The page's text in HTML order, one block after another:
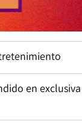
en exclusiva